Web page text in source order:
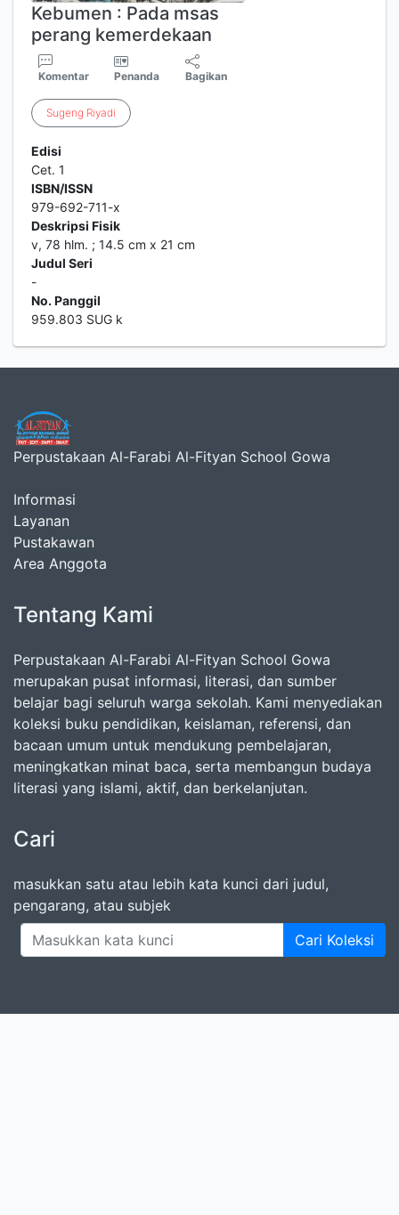
Kebumen : Pada msas
perang kemerdekaan
Komentar Penanda Bagikan
Sugeng Riyadi
Edisi
Cet. 1
ISBN/ISSN
979-692-711-x
Deskripsi Fisik
v, 78 hlm. ; 14.5 cm x 21 cm
Judul Seri
-
No. Panggil
959.803 SUG k
Perpustakaan Al-Farabi Al-Fityan School Gowa
Informasi
Layanan
Pustakawan
Area Anggota
Tentang Kami
Perpustakaan Al-Farabi Al-Fityan School Gowa
merupakan pusat informasi, literasi, dan sumber
belajar bagi seluruh warga sekolah. Kami menyediakan
koleksi buku pendidikan, keislaman, referensi, dan
bacaan umum untuk mendukung pembelajaran,
meningkatkan minat baca, serta membangun budaya
literasi yang islami, aktif, dan berkelanjutan.
Cari
masukkan satu atau lebih kata kunci dari judul,
pengarang, atau subjek
Cari Koleksi